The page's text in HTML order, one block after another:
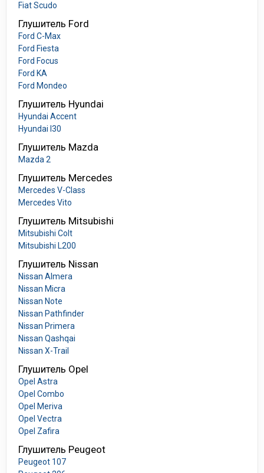
Fiat Scudo
Глушитель Ford
Ford C-Max
Ford Fiesta
Ford Focus
Ford KA
Ford Mondeo
Глушитель Hyundai
Hyundai Accent
Hyundai I30
Глушитель Mazda
Mazda 2
Глушитель Mercedes
Mercedes V-Class
Mercedes Vito
Глушитель Mitsubishi
Mitsubishi Colt
Mitsubishi L200
Глушитель Nissan
Nissan Almera
Nissan Micra
Nissan Note
Nissan Pathfinder
Nissan Primera
Nissan Qashqai
Nissan X-Trail
Глушитель Opel
Opel Astra
Opel Combo
Opel Meriva
Opel Vectra
Opel Zafira
Глушитель Peugeot
Peugeot 107